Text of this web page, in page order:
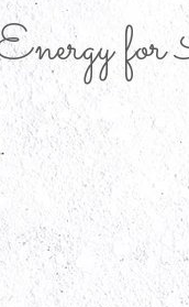
for